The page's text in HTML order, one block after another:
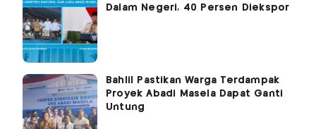
Dalam Negeri, 40 Persen Diekspor
Bahlil Pastikan Warga Terdampak
Proyek Abadi Masela Dapat Ganti
Untung